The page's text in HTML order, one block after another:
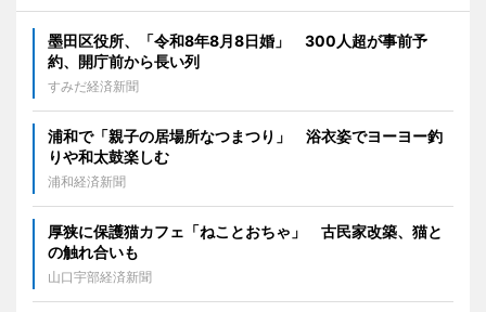
墨田区役所、「令和8年8月8日婚」 300人超が事前予
約、開庁前から長い列
すみだ経済新聞
浦和で「親子の居場所なつまつり」 浴衣姿でヨーヨー釣
りや和太鼓楽しむ
浦和経済新聞
厚狭に保護猫カフェ「ねことおちゃ」 古民家改築、猫と
の触れ合いも
山口宇部経済新聞